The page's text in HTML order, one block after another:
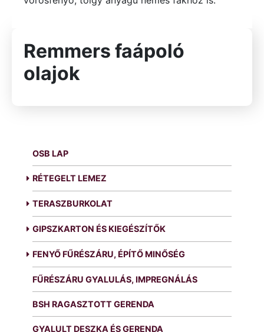
OSB LAP
RÉTEGELT LEMEZ
TERASZBURKOLAT
GIPSZKARTON ÉS KIEGÉSZÍTŐK
FENYŐ FŰRÉSZÁRU, ÉPÍTŐ MINŐSÉG
FŰRÉSZÁRU GYALULÁS, IMPREGNÁLÁS
BSH RAGASZTOTT GERENDA
GYALULT DESZKA ÉS GERENDA
Remmers faápoló
olajok